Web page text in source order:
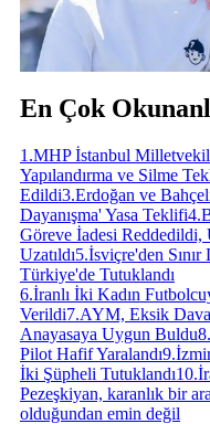
En Çok
1 .MHP İstanbul
Yapılandırma ve Silme
Edildi3.Erdoğan ve
Dayanışma' Yasa Teklifi4.
Göreve İadesi Reddedildi,
Uzatıldı5.İsviçre'den Sınır
Türkiye'de Tutuklandı
6.İranlı İki Kadın
Verildi7.AYM, Eksik Dava
Anayasaya Uygun Buldu8.
Pilot Hafif Yaralandı9.
İki Şüpheli Tutuklandı10.
Pezeşkiyan, karanlık bir
olduğundan emin değil